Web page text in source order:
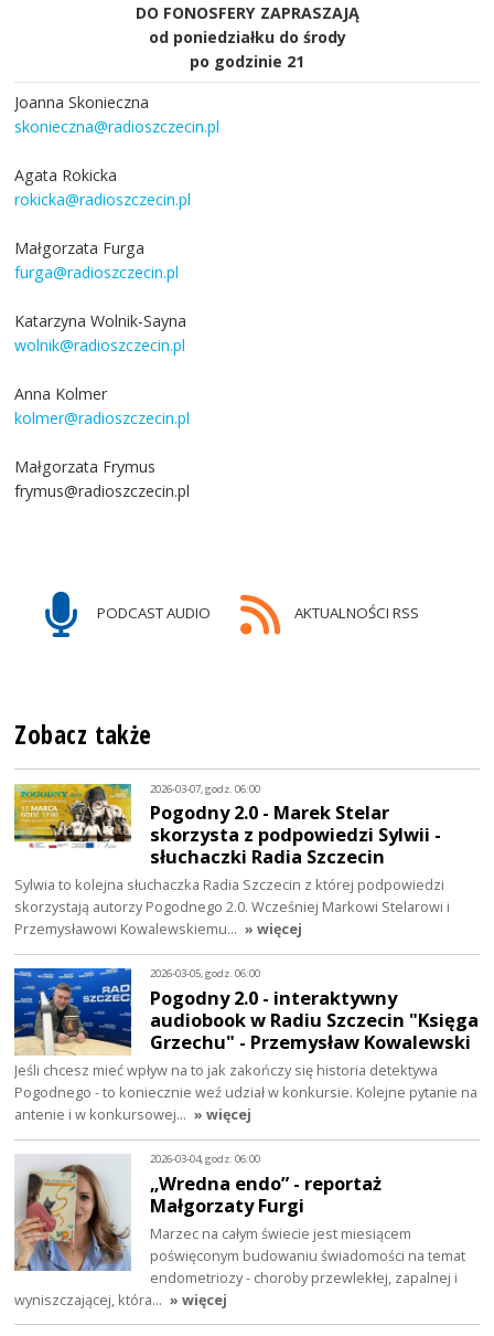
DO FONOSFERY ZAPRASZAJĄ
od poniedziałku do środy
po godzinie 21
Joanna Skonieczna
skonieczna@radioszczecin.pl
Agata Rokicka
rokicka@radioszczecin.pl
Małgorzata Furga
furga@radioszczecin.pl
Katarzyna Wolnik-Sayna
wolnik@radioszczecin.pl
Anna Kolmer
kolmer@radioszczecin.pl
Małgorzata Frymus
frymus@radioszczecin.pl
PODCAST AUDIO AKTUALNOŚCI RSS
Zobacz także
2026-03-07, godz. 06:00
Pogodny 2.0 - Marek Stelar
skorzysta z podpowiedzi Sylwii -
słuchaczki Radia Szczecin
Sylwia to kolejna słuchaczka Radia Szczecin z której podpowiedzi
skorzystają autorzy Pogodnego 2.0. Wcześniej Markowi Stelarowi i
Przemysławowi Kowalewskiemu… » więcej
2026-03-05, godz. 06:00
Pogodny 2.0 - interaktywny
audiobook w Radiu Szczecin "Księga
Grzechu" - Przemysław Kowalewski
Jeśli chcesz mieć wpływ na to jak zakończy się historia detektywa
Pogodnego - to koniecznie weź udział w konkursie. Kolejne pytanie na
antenie i w konkursowej… » więcej
2026-03-04, godz. 06:00
„Wredna endo” - reportaż
Małgorzaty Furgi
Marzec na całym świecie jest miesiącem
poświęconym budowaniu świadomości na temat
endometriozy - choroby przewlekłej, zapalnej i
wyniszczającej, która… » więcej